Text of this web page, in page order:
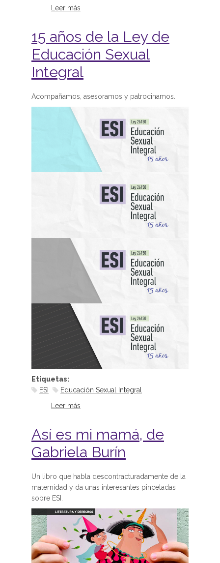
Leer más
15 años de la Ley de
Educación Sexual
Integral
Acompañamos, asesoramos y patrocinamos.
Etiquetas:
ESI
Educación Sexual Integral
Leer más
Así es mi mamá, de
Gabriela Burín
Un libro que habla descontracturadamente de la
maternidad y da unas interesantes pinceladas
sobre ESI.